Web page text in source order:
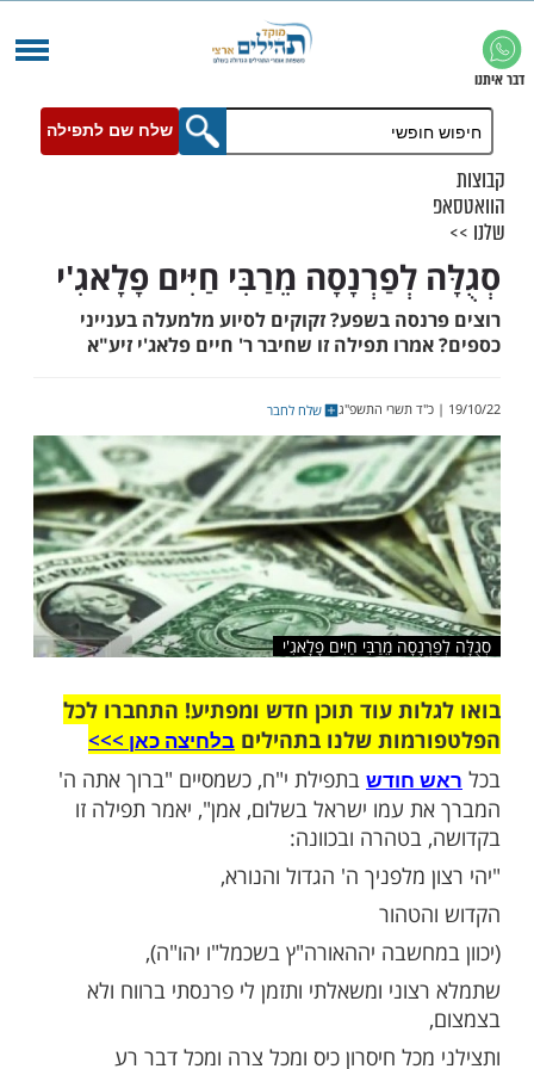
שלח שם לתפילה
מֵרַבִּי חַיִּים פָלָאגִ'י
בשפע? זקוקים לסיוע מלמעלה בענייני
תפילה זו שחיבר ר' חיים פלאג'י זיע"א
שלח לחבר
מֵרַבִּי חַיִּים פָלָאגִ'י
עוד תוכן חדש ומפתיע! התחברו לכל
שלנו בתהילים
חודש בתפילת י"ח, כשמסיים "ברוך אתה ה'
עמו ישראל בשלום, אמן", יאמר תפילה זו
ובכוונה: